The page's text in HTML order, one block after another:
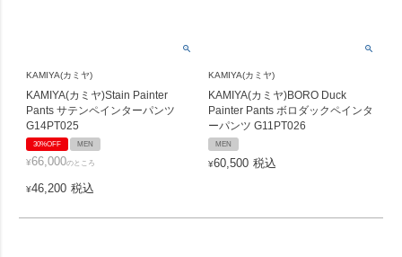
KAMIYA(カミヤ)
KAMIYA(カミヤ)Stain Painter
Pants サテンペインターパンツ
G14PT025
30%OFF MEN
¥66,000のところ
¥46,200 税込
KAMIYA(カミヤ)
KAMIYA(カミヤ)BORO Duck
Painter Pants ボロダックペインタ
ーパンツ G11PT026
MEN
¥60,500 税込